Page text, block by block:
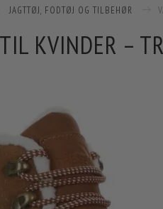
JAGTTØJ, FODTØJ OG TILBEHØR
KVINDER –